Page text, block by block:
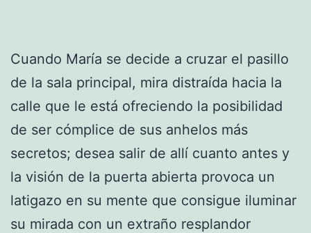
Cuando María se decide a cruzar el pasillo
de la sala principal, mira distraída hacia la
calle que le está ofreciendo la posibilidad
de ser cómplice de sus anhelos más
secretos; desea salir de allí cuanto antes y
la visión de la puerta abierta provoca un
latigazo en su mente que consigue iluminar
su mirada con un extraño resplandor